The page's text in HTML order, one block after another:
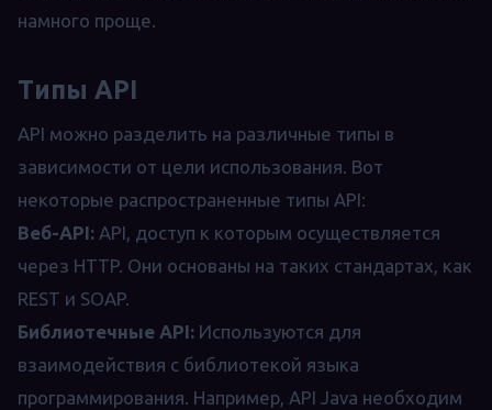
намного проще.
Типы API
API можно разделить на различные типы в
зависимости от цели использования. Вот
некоторые распространенные типы API:
Веб-API: API, доступ к которым осуществляется
через HTTP. Они основаны на таких стандартах, как
REST и SOAP.
Библиотечные API: Используются для
взаимодействия с библиотекой языка
программирования. Например, API Java необходим